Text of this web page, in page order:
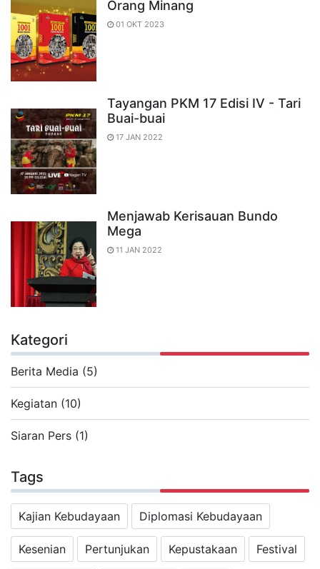
Orang Minang
01 OKT 2023
Tayangan PKM 17 Edisi IV - Tari
Buai-buai
17 JAN 2022
Menjawab Kerisauan Bundo
Mega
11 JAN 2022
Kategori
Berita Media (5)
Kegiatan (10)
Siaran Pers (1)
Tags
Kajian Kebudayaan Diplomasi Kebudayaan
Kesenian Pertunjukan Kepustakaan Festival